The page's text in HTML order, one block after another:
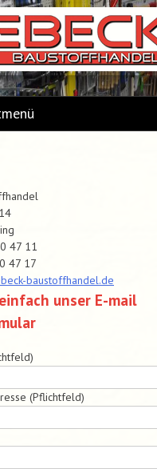
47 11
47 17
baustoffhandel.de
unser E-mail
(Pflichtfeld)